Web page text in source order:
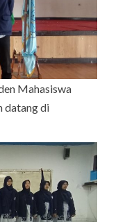
Mahasiswa
datang di